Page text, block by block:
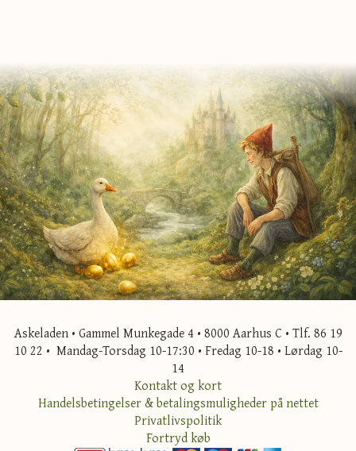
Askeladen • Gammel Munkegade 4 • 8000 Aarhus C • Tlf. 86 19
10 22 • Mandag-Torsdag 10-17:30 • Fredag 10-18 • Lørdag 10-
14
Kontakt og kort
Handelsbetingelser & betalingsmuligheder på nettet
Privatlivspolitik
Fortryd køb